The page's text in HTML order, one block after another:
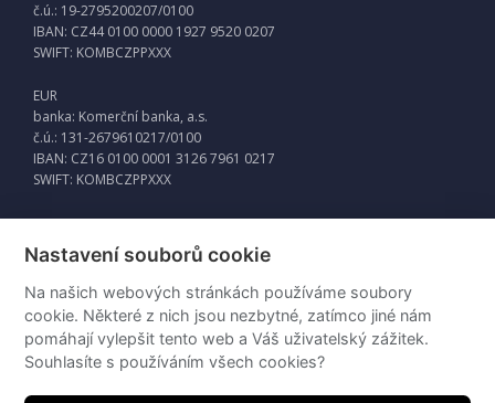
č.ú.: 19-2795200207/0100
IBAN: CZ44 0100 0000 1927 9520 0207
SWIFT: KOMBCZPPXXX
EUR
banka: Komerční banka, a.s.
č.ú.: 131-2679610217/0100
IBAN: CZ16 0100 0001 3126 7961 0217
SWIFT: KOMBCZPPXXX
Externí odkazy
Intraweb
Nastavení souborů cookie
Na našich webových stránkách používáme soubory
cookie. Některé z nich jsou nezbytné, zatímco jiné nám
pomáhají vylepšit tento web a Váš uživatelský zážitek.
Souhlasíte s používáním všech cookies?